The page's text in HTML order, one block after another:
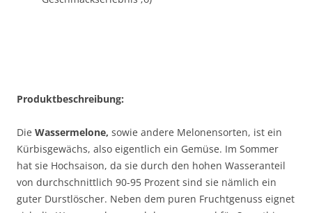
Produktbeschreibung:
Die Wassermelone, sowie andere Melonensorten, ist ein
Kürbisgewächs, also eigentlich ein Gemüse. Im Sommer
hat sie Hochsaison, da sie durch den hohen Wasseranteil
von durchschnittlich 90-95 Prozent sind sie nämlich ein
guter Durstlöscher. Neben dem puren Fruchtgenuss eignet